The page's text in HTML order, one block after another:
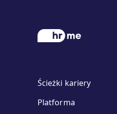
Ścieżki kariery
Platforma